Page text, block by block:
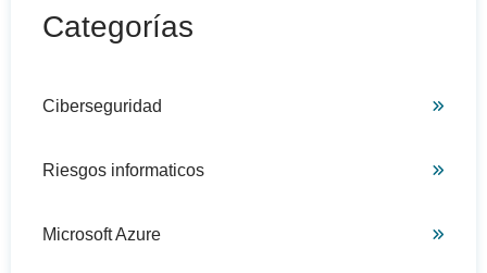
Categorías
Ciberseguridad
Riesgos informaticos
Microsoft Azure